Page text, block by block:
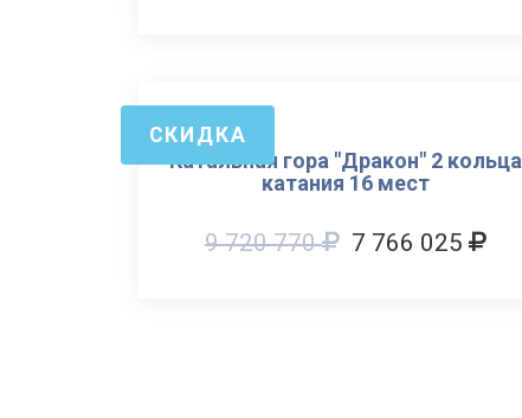
Катальная гора "Дракон" 2 кольца
катания 16 мест
9 720 770 7 766 025
СКИДКА